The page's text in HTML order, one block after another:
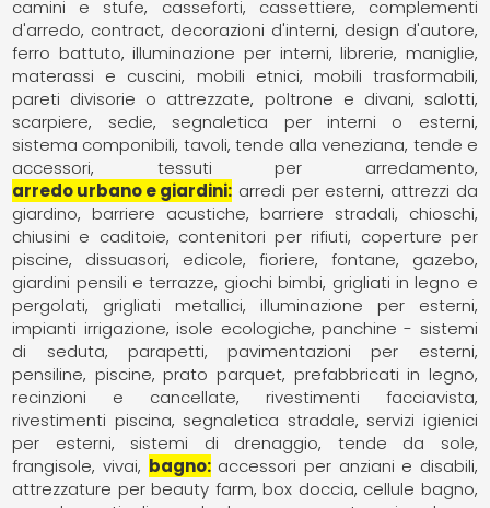
camini e stufe casseforti cassettiere
complementi
d'arredo contract decorazioni d'interni design d'autore
ferro battuto illuminazione per interni librerie maniglie
materassi e cuscini
mobili etnici
mobili trasformabili
pareti divisorie o attrezzate poltrone e divani
salotti
scarpiere
sedie
segnaletica per interni o esterni
sistema componibili tavoli tende alla veneziana tende e
accessori
tessuti per arredamento
arredo urbano e giardini arredi per esterni attrezzi da
giardino
barriere acustiche barriere stradali
chioschi
chiusini e caditoie
contenitori per rifiuti
coperture per
piscine
dissuasori edicole fioriere fontane
gazebo
giardini pensili e terrazze giochi bimbi grigliati in legno e
pergolati
grigliati metallici
illuminazione per esterni
impianti irrigazione isole ecologiche panchine - sistemi
di seduta
parapetti
pavimentazioni per esterni
pensiline piscine prato parquet prefabbricati in legno
recinzioni e cancellate
rivestimenti facciavista
rivestimenti piscina segnaletica stradale servizi igienici
per esterni
sistemi di drenaggio
tende da sole,
frangisole vivai bagno accessori per anziani e disabili
attrezzature per beauty farm box doccia cellule bagno